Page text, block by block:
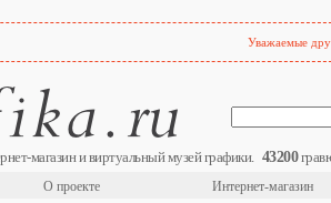
Уважаемые
магазин и виртуальный музей графики. 43200
О проекте Интернет-магазин
(1630)